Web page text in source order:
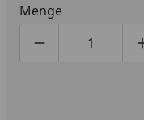
Menge
Produktmenge